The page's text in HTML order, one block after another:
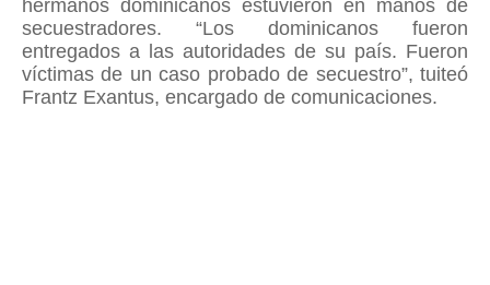
hermanos dominicanos estuvieron en manos de
secuestradores. “Los dominicanos fueron
entregados a las autoridades de su país. Fueron
víctimas de un caso probado de secuestro”, tuiteó
Frantz Exantus, encargado de comunicaciones.